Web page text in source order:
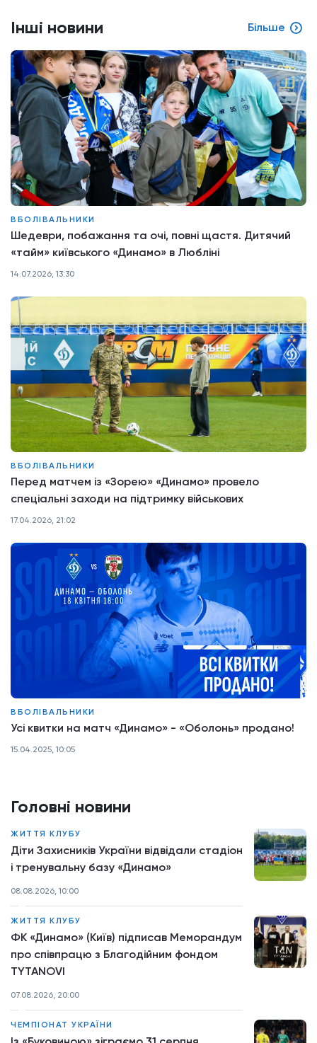
Головні новини
ЖИТТЯ КЛУБУ
Діти Захисників України відвідали стадіон
і тренувальну базу «Динамо»
08.08.2026, 10:00
ЖИТТЯ КЛУБУ
ФК «Динамо» (Київ) підписав Меморандум
про співпрацю з Благодійним фондом
TYTANOVI
07.08.2026, 20:00
ЧЕМПІОНАТ УКРАЇНИ
Інші новини Більше
ВБОЛІВАЛЬНИКИ
Шедеври, побажання та очі, повні щастя. Дитячий
«тайм» київського «Динамо» в Любліні
14.07.2026, 13:30
ВБОЛІВАЛЬНИКИ
Перед матчем із «Зорею» «Динамо» провело
спеціальні заходи на підтримку військових
17.04.2026, 21:02
ВБОЛІВАЛЬНИКИ
Усі квитки на матч «Динамо» - «Оболонь» продано!
15.04.2025, 10:05